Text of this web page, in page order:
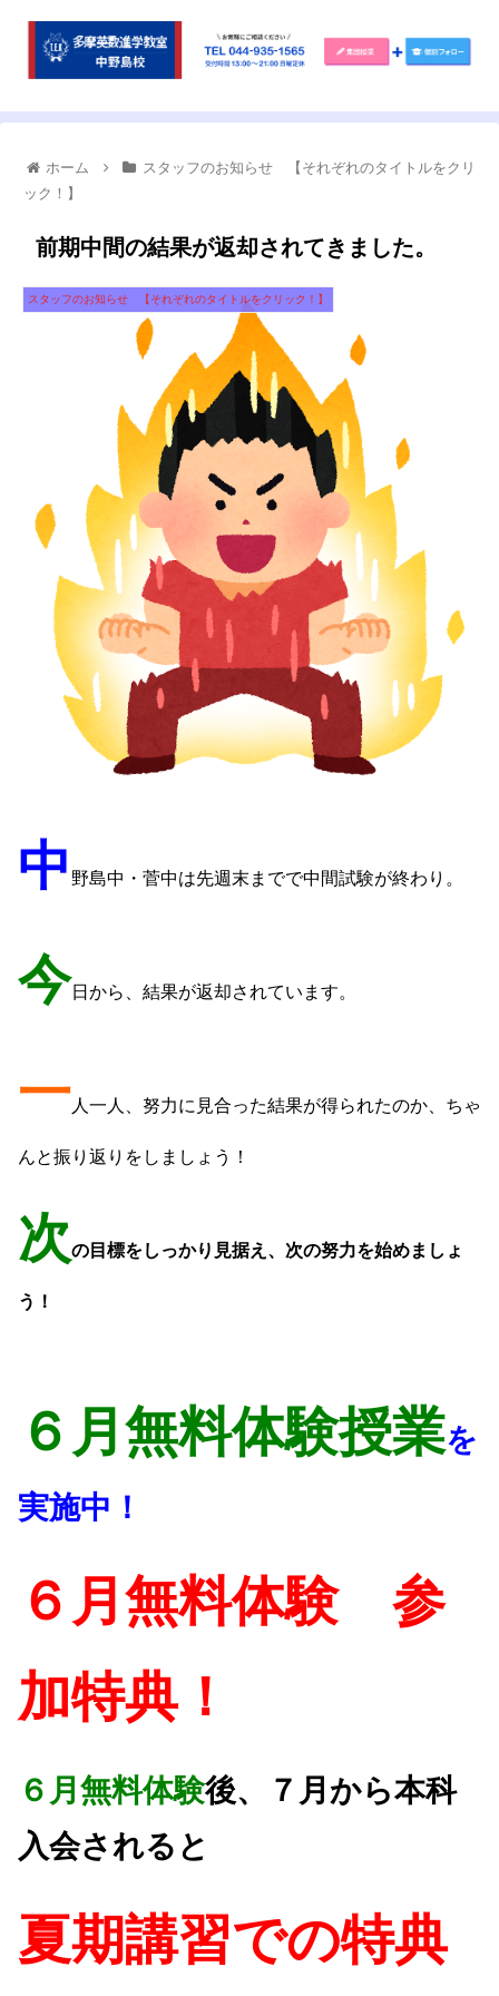
ホーム
スタッフのお知らせ 【それぞれのタイトルをクリ
ック！】
前期中間の結果が返却されてきました。
スタッフのお知らせ 【それぞれのタイトルをクリック！】
中 野島中・菅中は先週末までで中間試験が終わり。
今日から、結果が返却されています。
一人一人、努力に見合った結果が得られたのか、ちゃ
んと振り返りをしましょう！
次の目標をしっかり見据え、次の努力を始めましょ
う！
６月無料体験授業を
実施中！
６月無料体験 参
加特典！
６月無料体験後、７月から本科
入会されると
夏期講習での特典